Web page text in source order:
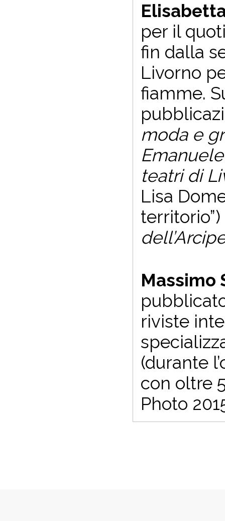
per il
fin dalla
Livorno
fiamme.
moda e
teatri di
Lisa
Massimo
riviste
(durante
con oltre
Photo